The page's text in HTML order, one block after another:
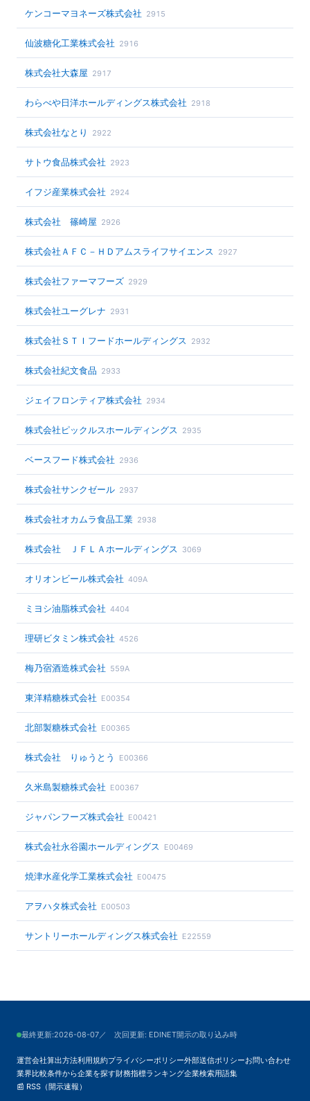
ケンコーマヨネーズ株式会社 2915
仙波糖化工業株式会社 2916
株式会社大森屋 2917
わらべや日洋ホールディングス株式会社 2918
株式会社なとり 2922
サトウ食品株式会社 2923
イフジ産業株式会社 2924
株式会社 篠崎屋 2926
株式会社ＡＦＣ－ＨＤアムスライフサイエンス 2927
株式会社ファーマフーズ 2929
株式会社ユーグレナ 2931
株式会社ＳＴＩフードホールディングス 2932
株式会社紀文食品 2933
ジェイフロンティア株式会社 2934
株式会社ピックルスホールディングス 2935
ベースフード株式会社 2936
株式会社サンクゼール 2937
株式会社オカムラ食品工業 2938
株式会社 ＪＦＬＡホールディングス 3069
オリオンビール株式会社 409A
ミヨシ油脂株式会社 4404
理研ビタミン株式会社 4526
梅乃宿酒造株式会社 559A
東洋精糖株式会社 E00354
北部製糖株式会社 E00365
株式会社 りゅうとう E00366
久米島製糖株式会社 E00367
ジャパンフーズ株式会社 E00421
株式会社永谷園ホールディングス E00469
焼津水産化学工業株式会社 E00475
アヲハタ株式会社 E00503
サントリーホールディングス株式会社 E22559
最終更新:2026-08-07／ 次回更新: EDINET開示の取り込み時
運営会社算出方法利用規約プライバシーポリシー外部送信ポリシーお問い合わせ
業界比較条件から企業を探す財務指標ランキング企業検索用語集
📰 RSS（開示速報）